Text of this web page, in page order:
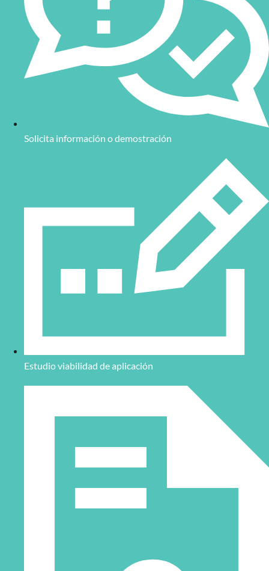
Solicita información o demostración
Estudio viabilidad de aplicación